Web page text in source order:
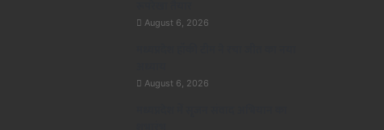
August 6, 2026
August 6, 2026